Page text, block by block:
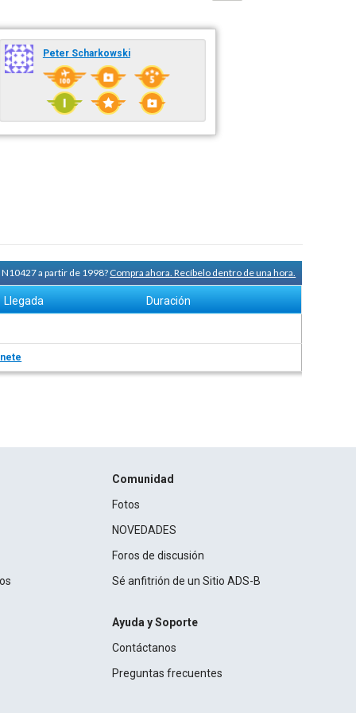
Peter Scharkowski
a partir de 1998?Compra ahora. Recíbelo dentro de una hora.
Llegada Duración
Comunidad
Fotos
NOVEDADES
Foros de discusión
Sé anfitrión de un Sitio ADS-B
Ayuda y Soporte
Contáctanos
Preguntas frecuentes